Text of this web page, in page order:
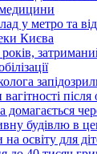
у метро та
Києва
після
домагається
будівлю в
освіту для